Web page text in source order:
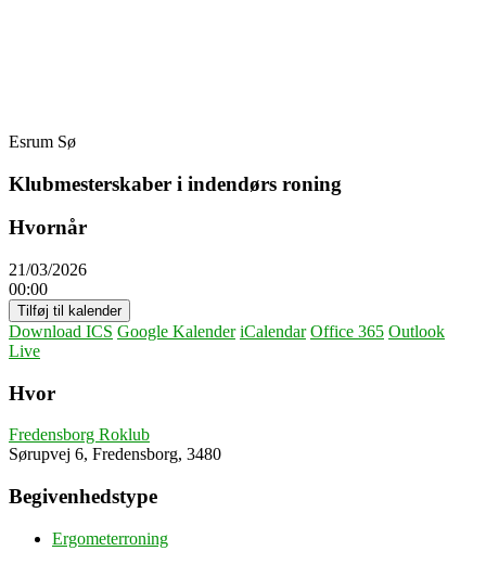
Esrum Sø
Klubmesterskaber i indendørs roning
Hvornår
21/03/2026
00:00
Tilføj til kalender
Download ICS Google Kalender iCalendar Office 365 Outlook
Live
Hvor
Fredensborg Roklub
Sørupvej 6, Fredensborg, 3480
Begivenhedstype
Ergometerroning